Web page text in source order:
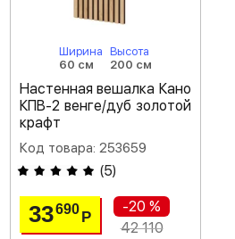
Ширина
60 см
Высота
200 см
Настенная вешалка Кано
КПВ-2 венге/дуб золотой
крафт
Код товара: 253659
(5)
33690Р
-20 %
42 110